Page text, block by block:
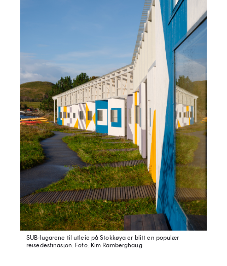
SUB-lugarene til utleie på Stokkøya er blitt en populær
reisedestinasjon. Foto: Kim Ramberghaug